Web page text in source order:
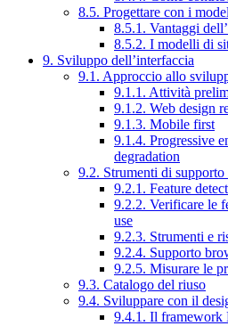
8.5. Progettare con i
8.5.1. Vantaggi
8.5.2. I modelli di
9. Sviluppo dell’interfaccia
9.1. Approccio allo
9.1.1. Attività
9.1.2. Web design
9.1.3. Mobile first
9.1.4. Progressive
degradation
9.2. Strumenti di
9.2.1. Feature
9.2.2. Verificare le
use
9.2.3. Strumenti e
9.2.4. Supporto
9.2.5. Misurare le
9.3. Catalogo del riuso
9.4. Sviluppare con il
9.4.1. Il framework